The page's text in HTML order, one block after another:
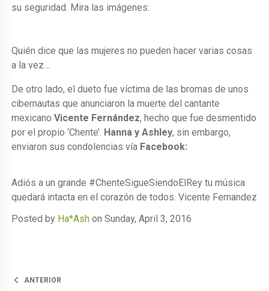
su seguridad. Mira las imágenes:
Quién dice que las mujeres no pueden hacer varias cosas
a la vez…
De otro lado, el dueto fue víctima de las bromas de unos
cibernautas que anunciaron la muerte del cantante
mexicanoVicente Fernández, hecho que fue desmentido
por el propio ‘Chente’. Hanna y Ashley, sin embargo,
enviaron sus condolencias vía Facebook:
Adiós a un grande #ChenteSigueSiendoElRey tu música
quedará intacta en el corazón de todos. Vicente Fernandez
Posted by Ha*Ash on Sunday, April 3, 2016
ANTERIOR